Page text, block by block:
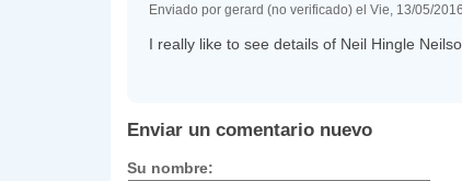
Enviado por gerard (no verificado) el Vie, 13/05/
I really like to see details of Neil Hingle
Enviar un comentario nuevo
Su nombre: